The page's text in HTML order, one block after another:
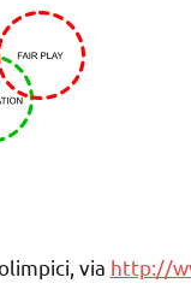
via http://